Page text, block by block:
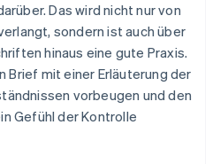
Das wird nicht nur von
sondern ist auch über
hinaus eine gute Praxis.
Brief mit einer Erläuterung der
vorbeugen und den
Gefühl der Kontrolle